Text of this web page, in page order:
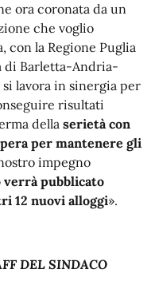
ora coronata da un
che voglio
con la Regione Puglia
di Barletta-Andria-
lavora in sinergia per
risultati
della serietà con
per mantenere gli
impegno
verrà pubblicato
12 nuovi alloggi».
DEL SINDACO